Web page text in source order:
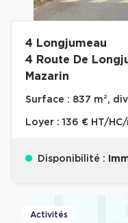
4 Longjumeau
4 Route De
Mazarin
Surface : 837 m²,
Loyer : 136 € HT/
Disponibilité :
Activités